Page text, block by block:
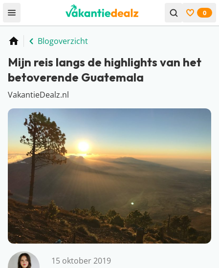
Open menu Bekijk
0
Home
Blogoverzicht
Mijn reis langs de highlights van het
betoverende Guatemala
VakantieDealz.nl
15 oktober 2019